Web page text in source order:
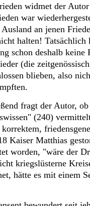
widmet der
war
Ausland an jenen
halten!
schon deshalb keine
(die
blieben, also
fragt der Autor,
(240)
Kaiser Matthias
worden, "wäre der
kriegslüsterne
hätte es mit einem